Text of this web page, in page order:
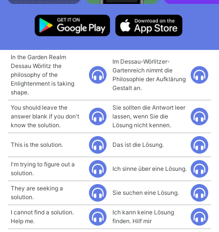
In the Garden Realm
Dessau Wörlitz the
philosophy of the
Enlightenment is taking
shape.
Im Dessau-Wörlitzer-
Gartenreich nimmt die
Philosophie der Aufklärung
Gestalt an.
You should leave the
answer blank if you don't
know the solution.
Sie sollten die Antwort leer
lassen, wenn Sie die
Lösung nicht kennen.
This is the solution. Das ist die Lösung.
I'm trying to figure out a
solution.
Ich sinne über eine Lösung.
They are seeking a
solution.
Sie suchen eine Lösung.
I cannot find a solution.
Help me.
Ich kann keine Lösung
finden. Hilf mir